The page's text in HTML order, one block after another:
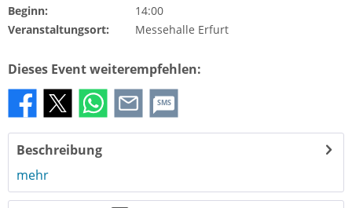
Beginn:
14:00
Veranstaltungsort:
Messehalle Erfurt
Dieses Event weiterempfehlen:
SMS
Beschreibung
mehr